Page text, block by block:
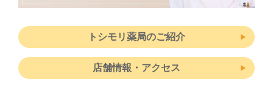
トシモリ薬局のご紹介
店舗情報・アクセス